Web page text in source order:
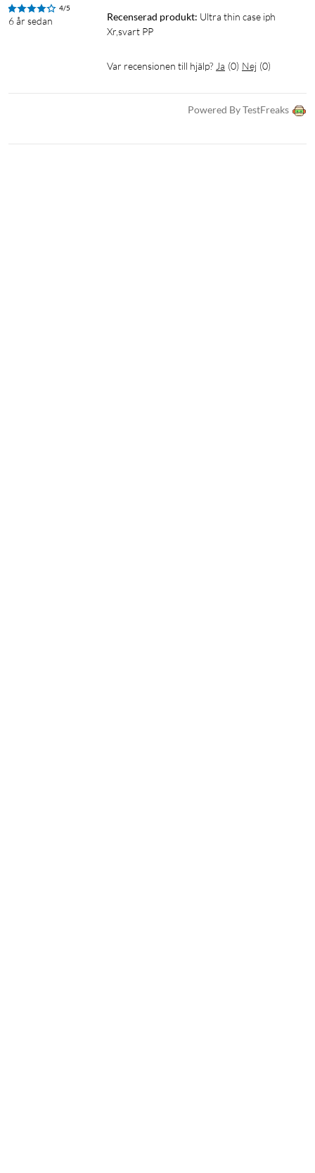
4/5
6 år sedan Recenserad produkt: Ultra thin case iph
Xr,svart PP
Var recensionen till hjälp? Ja (0) Nej (0)
Powered By TestFreaks